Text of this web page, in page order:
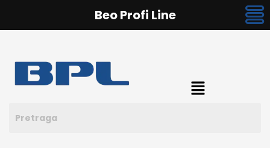
Beo Profi Line